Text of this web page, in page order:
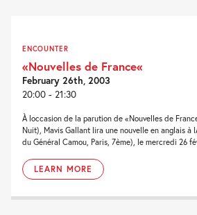
ENCOUNTER
«Nouvelles de France«
February 26th, 2003
20:00 - 21:30
À loccasion de la parution de «Nouvelles de
Nuit), Mavis Gallant lira une nouvelle en anglais à
du Général Camou, Paris, 7ème), le mercredi 26
LEARN MORE